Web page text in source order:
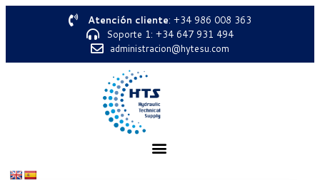
Atención cliente: +34 986 008 363
Soporte 1: +34 647 931 494
administracion@hytesu.com